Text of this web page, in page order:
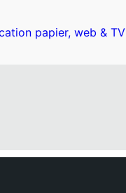
papier, web & TV